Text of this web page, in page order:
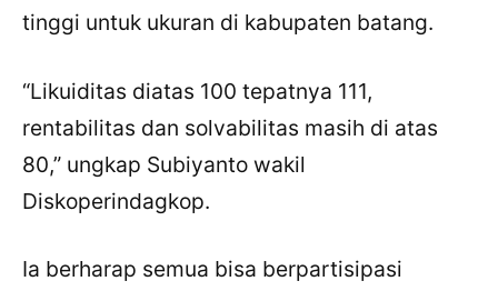
tinggi untuk ukuran di kabupaten batang.
“Likuiditas diatas 100 tepatnya 111,
rentabilitas dan solvabilitas masih di atas
80,” ungkap Subiyanto wakil
Diskoperindagkop.
Ia berharap semua bisa berpartisipasi